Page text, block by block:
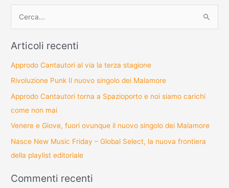
Cerca:
Articoli recenti
Approdo Cantautori al via la terza stagione
Rivoluzione Punk Il nuovo singolo dei Malamore
Approdo Cantautori torna a Spazioporto e noi siamo carichi
come non mai
Venere e Giove, fuori ovunque il nuovo singolo dei Malamore
Nasce New Music Friday – Global Select, la nuova frontiera
della playlist editoriale
Commenti recenti